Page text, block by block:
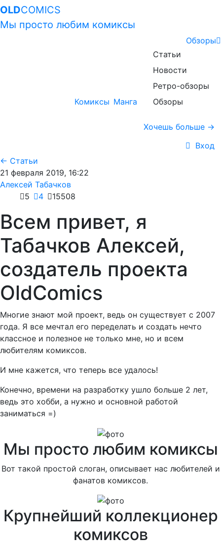
OLDCOMICS
Мы просто любим комиксы
Комиксы Манга
Обзоры
Статьи
Новости
Ретро-обзоры
Обзоры
Хочешь больше →
Вход
← Статьи
21 февраля 2019, 16:22
Алексей Табачков
5
4 15508
Всем привет, я
Табачков Алексей,
создатель проекта
OldComics
Многие знают мой проект, ведь он существует с 2007
года. Я все мечтал его переделать и создать нечто
классное и полезное не только мне, но и всем
любителям комиксов.
И мне кажется, что теперь все удалось!
Конечно, времени на разработку ушло больше 2 лет,
ведь это хобби, а нужно и основной работой
заниматься =)
Мы просто любим комиксы
Вот такой простой слоган, описывает нас любителей и
фанатов комиксов.
Крупнейший коллекционер
комиксов